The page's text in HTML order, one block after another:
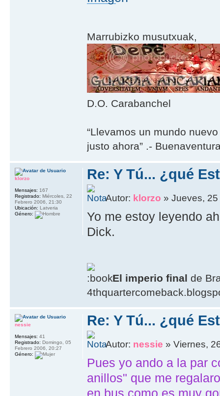
Marrubizko musutxuak,
D.O. Carabanchel
“Llevamos un mundo
justo ahora” .-
Re: Y Tú... ¿qué
Autor: klorzo » Jueves,
Yo me estoy leyendo
Dick.
El imperio final de
klorzo
Mensajes: 167
Registrado: Miércoles, 22
Febrero 2006, 21:30
Ubicación: Latveria
Género:
Re: Y Tú... ¿qué
Autor: nessie » Viernes,
Pues yo ando a la par
anillos" que me
en bus como es muy
nessie
Mensajes: 41
Registrado: Domingo, 05
Febrero 2006, 20:27
Género: